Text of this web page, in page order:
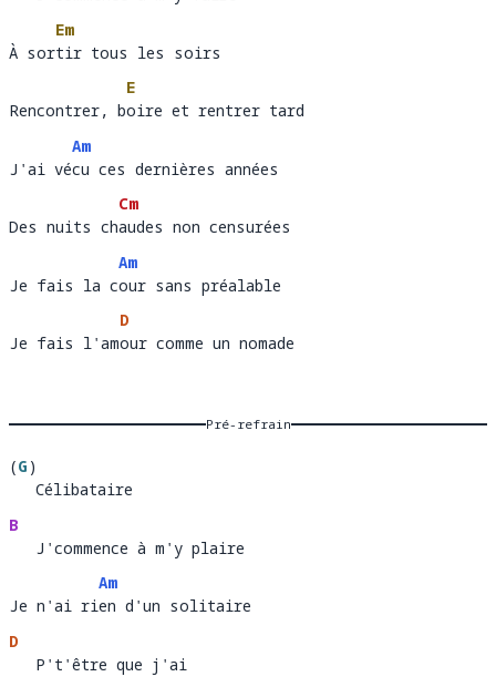
À sor
Em
ti
À sortir tous les soirs
Rencontrer, b
E
o
Rencontrer, boire et rentrer tard
J'ai vé
Am
cu
J'ai vécu ces dernières années
Des nuits ch
Cm
au
Des nuits chaudes non censurées
Je fais la c
Am
ou
Je fais la cour sans préalable
Je fais l'am
D
o
Je fais l'amour comme un nomade
Pré-refrain
(G )
   Célibataire
B
   J'commence à m'y plaire
Je n'ai ri
Am
en
Je n'ai rien d'un solitaire
D
   P't'être que j'ai
   P't'être que j'ai